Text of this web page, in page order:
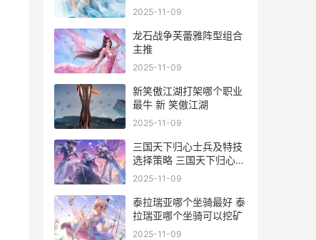
武和太极哪个厉害
2025-11-09
龙石战争芙蕾雅阵型组合
主推
2025-11-09
新笑傲江湖打架哪个职业
最牛 新 笑傲江湖
2025-11-09
三国天下归心士兵及特技
选择策略 三国天下归心下
载
2025-11-09
泰拉瑞亚哪个坐骑最好 泰
拉瑞亚哪个坐骑可以挖矿
2025-11-09